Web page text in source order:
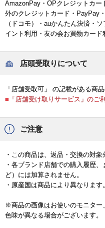
AmazonPay・OPクレジットカー
外のクレジットカード・PayPay
（ドコモ）・auかんたん決済・
イント利用・友の会お買物カード
店頭受取りについて
「店舗受取可」 の記載がある商
■「店舗受け取りサービス」のご
ご注意
・この商品は、返品・交換の対象
・各ブランド店舗での購入履歴
ど）には加算されません。
・原産国は商品により異なります。
※商品の画像はお使いのモニター
色味が異なる場合がございます。